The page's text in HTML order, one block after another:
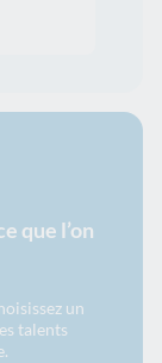
que l’on
un
talents